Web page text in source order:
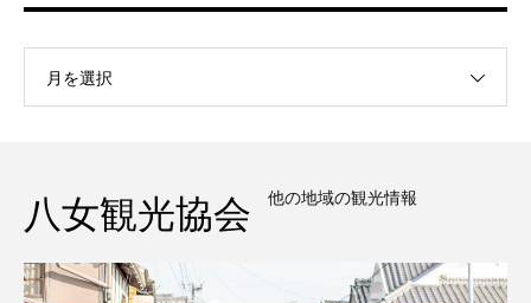
月を選択
八女観光協会 他の地域の観光情報